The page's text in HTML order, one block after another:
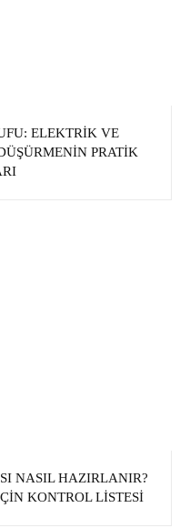
ELEKTRIK VE
PRATIK
NASIL HAZIRLANIR?
KONTROL LISTESI